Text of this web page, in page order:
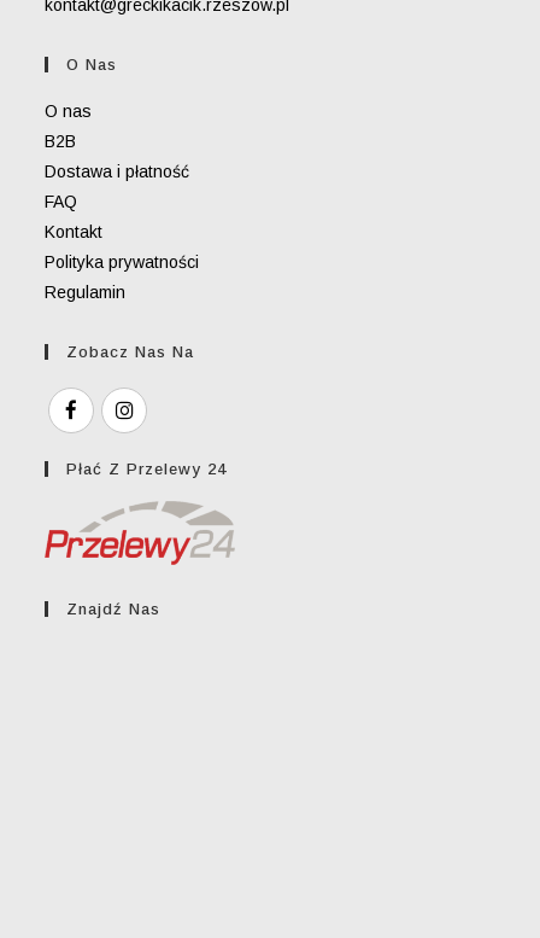
kontakt@greckikacik.rzeszow.pl
O Nas
O nas
B2B
Dostawa i płatność
FAQ
Kontakt
Polityka prywatności
Regulamin
Zobacz Nas Na
Płać Z Przelewy 24
Znajdź Nas